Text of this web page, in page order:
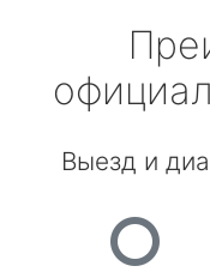
Выезд и